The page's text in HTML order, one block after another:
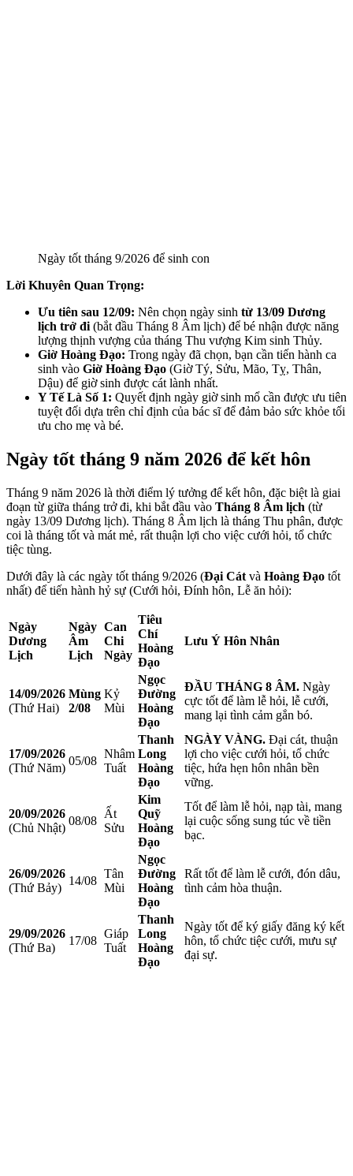
Ngày tốt tháng 9/2026 để sinh con
Lời Khuyên Quan Trọng:
Ưu tiên sau 12/09: Nên chọn ngày sinh từ 13/09 Dương
lịch trở đi (bắt đầu Tháng 8 Âm lịch) để bé nhận được năng
lượng thịnh vượng của tháng Thu vượng Kim sinh Thủy.
Giờ Hoàng Đạo: Trong ngày đã chọn, bạn cần tiến hành ca
sinh vào Giờ Hoàng Đạo (Giờ Tý, Sửu, Mão, Tỵ, Thân,
Dậu) để giờ sinh được cát lành nhất.
Y Tế Là Số 1: Quyết định ngày giờ sinh mổ cần được ưu tiên
tuyệt đối dựa trên chỉ định của bác sĩ để đảm bảo sức khỏe tối
ưu cho mẹ và bé.
Ngày tốt tháng 9 năm 2026 để kết hôn
Tháng 9 năm 2026 là thời điểm lý tưởng để kết hôn, đặc biệt là giai
đoạn từ giữa tháng trở đi, khi bắt đầu vào Tháng 8 Âm lịch (từ
ngày 13/09 Dương lịch). Tháng 8 Âm lịch là tháng Thu phân, được
coi là tháng tốt và mát mẻ, rất thuận lợi cho việc cưới hỏi, tổ chức
tiệc tùng.
Dưới đây là các ngày tốt tháng 9/2026 (Đại Cát và Hoàng Đạo tốt
nhất) để tiến hành hỷ sự (Cưới hỏi, Đính hôn, Lễ ăn hỏi):
Ngày
Dương
Lịch
Ngày
Âm
Lịch
Can
Chi
Ngày
Tiêu
Chí
Hoàng
Đạo
Lưu Ý Hôn Nhân
14/09/2026
(Thứ Hai)
Mùng
2/08
Kỷ
Mùi
Ngọc
Đường
Hoàng
Đạo
ĐẦU THÁNG 8 ÂM. Ngày
cực tốt để làm lễ hỏi, lễ cưới,
mang lại tình cảm gắn bó.
17/09/2026
(Thứ Năm)
05/08
Nhâm
Tuất
Thanh
Long
Hoàng
Đạo
NGÀY VÀNG. Đại cát, thuận
lợi cho việc cưới hỏi, tổ chức
tiệc, hứa hẹn hôn nhân bền
vững.
20/09/2026
(Chủ Nhật)
08/08
Ất
Sửu
Kim
Quỹ
Hoàng
Đạo
Tốt để làm lễ hỏi, nạp tài, mang
lại cuộc sống sung túc về tiền
bạc.
26/09/2026
(Thứ Bảy)
14/08
Tân
Mùi
Ngọc
Đường
Hoàng
Đạo
Rất tốt để làm lễ cưới, đón dâu,
tình cảm hòa thuận.
29/09/2026
(Thứ Ba)
17/08
Giáp
Tuất
Thanh
Long
Hoàng
Đạo
Ngày tốt để ký giấy đăng ký kết
hôn, tổ chức tiệc cưới, mưu sự
đại sự.